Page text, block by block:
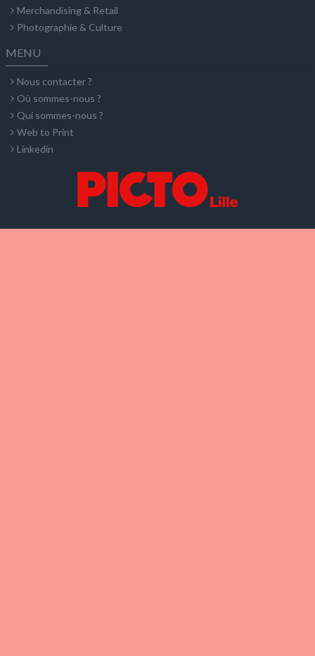
Merchandising & Retail
Photographie & Culture
MENU
Nous contacter ?
Où sommes-nous ?
Qui sommes-nous ?
Web to Print
Linkedin